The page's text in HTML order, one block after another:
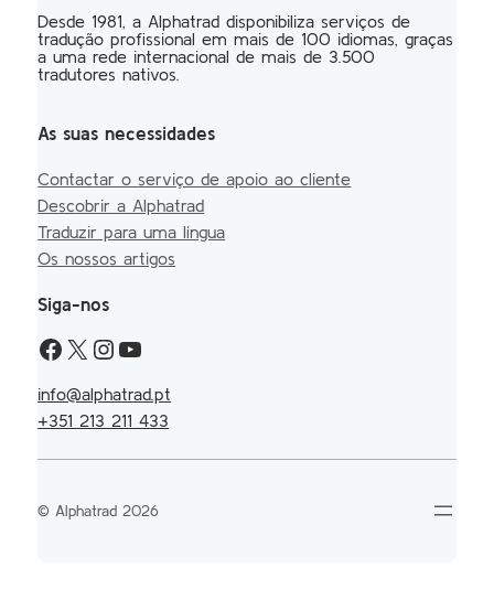
Desde 1981, a Alphatrad disponibiliza serviços de
tradução profissional em mais de 100 idiomas, graças
a uma rede internacional de mais de 3.500
tradutores nativos.
As suas necessidades
Contactar o serviço de apoio ao cliente
Descobrir a Alphatrad
Traduzir para uma língua
Os nossos artigos
Siga-nos
info@alphatrad.pt
+351 213 211 433
© Alphatrad 2026